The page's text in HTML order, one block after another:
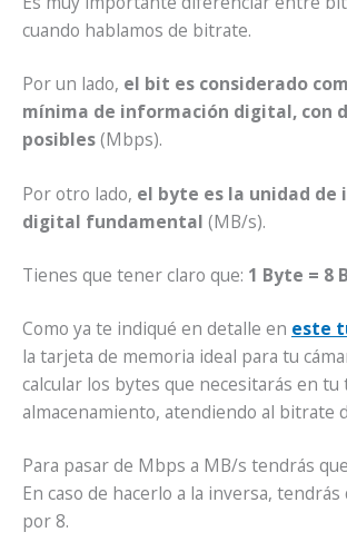
cuando hablamos de bitrate.
Por un lado, el bit es considerado
mínima de información digital, con
posibles(Mbps).
Por otro lado, el byte es la unidad de
digital fundamental (MB/s).
Tienes que tener claro que: 1 Byte = 8
Como ya te indiqué en detalle en este
la tarjeta de memoria ideal para tu
calcular los bytes que necesitarás en tu
almacenamiento, atendiendo al bitrate
Para pasar de Mbps a MB/s tendrás
En caso de hacerlo a la inversa,
por 8.